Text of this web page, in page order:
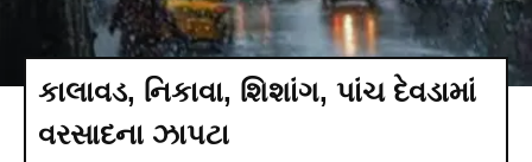
કાલાવડ, નિકાવા, શિશાંગ, પાંચ દેવડામાં
વરસાદના ઝાપટા